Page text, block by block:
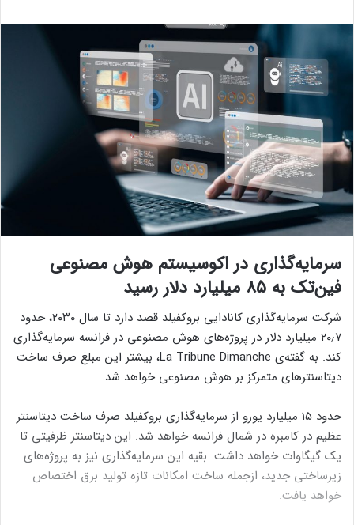
سرمایه‌گذاری در اکوسیستم هوش مصنوعی
فین‌تک به ۸۵ میلیارد دلار رسید
شرکت سرمایه‌گذاری کانادایی بروکفیلد قصد دارد تا سال ۲۰۳۰، حدود
۲۰٫۷ میلیارد دلار در پروژه‌های هوش مصنوعی در فرانسه سرمایه‌گذاری
کند. به‌ گفته‌ی La Tribune Dimanche، بیشتر این مبلغ صرف ساخت
دیتاسنترهای متمرکز بر هوش مصنوعی خواهد شد.
حدود ۱۵ میلیارد یورو از سرمایه‌گذاری بروکفیلد صرف ساخت دیتاسنتر
عظیم در کامبره در شمال فرانسه خواهد شد. این دیتاسنتر ظرفیتی تا
یک گیگاوات خواهد داشت. بقیه این سرمایه‌گذاری نیز به پروژه‌های
زیرساختی جدید، ازجمله ساخت امکانات تازه تولید برق اختصاص
خواهد یافت.